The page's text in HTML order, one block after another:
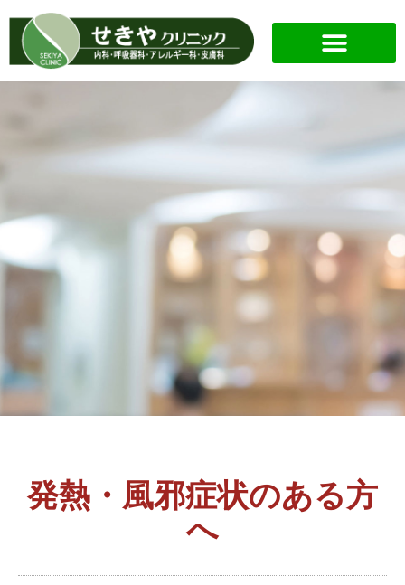
発熱・風邪症状のある方
へ